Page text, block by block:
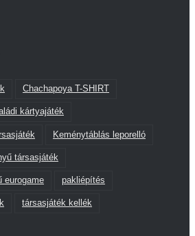
Chachapoya T-SHIRT
kártyajáték
Keménytáblás leporelló
társasjáték
eurogame pakliépítés
társasjáték kellék